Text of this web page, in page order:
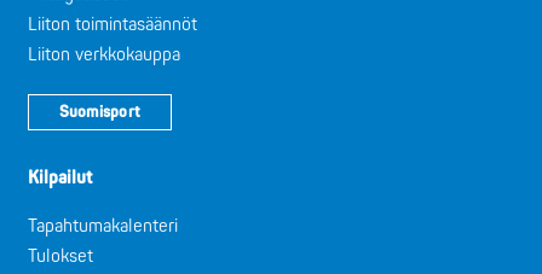
Liiton toimintasäännöt
Liiton verkkokauppa
Suomisport
Kilpailut
Tapahtumakalenteri
Tulokset